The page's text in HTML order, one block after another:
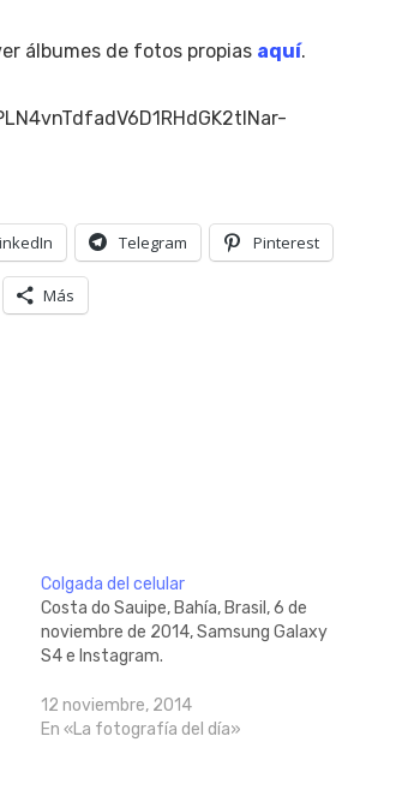
álbumes de fotos propias aquí.
Telegram Pinterest
Más
Colgada del celular
Costa do Sauipe, Bahía, Brasil, 6 de
noviembre de 2014, Samsung Galaxy
S4 e Instagram.
12 noviembre, 2014
En «La fotografía del día»